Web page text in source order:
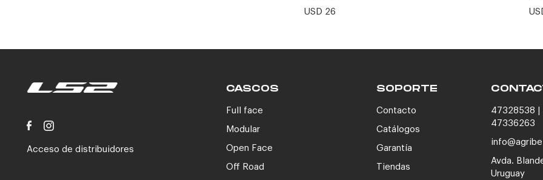
USD 26
Acceso de distribuidores
CASCOS
Full face
Modular
Open Face
Off Road
SOPORTE
Contacto
Catálogos
Garantía
Tiendas
47328538 |
47336263
Avda.
Uruguay